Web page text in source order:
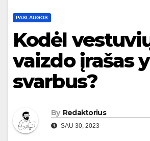
PASLAUGOS
Kodėl
vaizdo įrašas
svarbus?
By Redaktorius
SAU 30, 2023